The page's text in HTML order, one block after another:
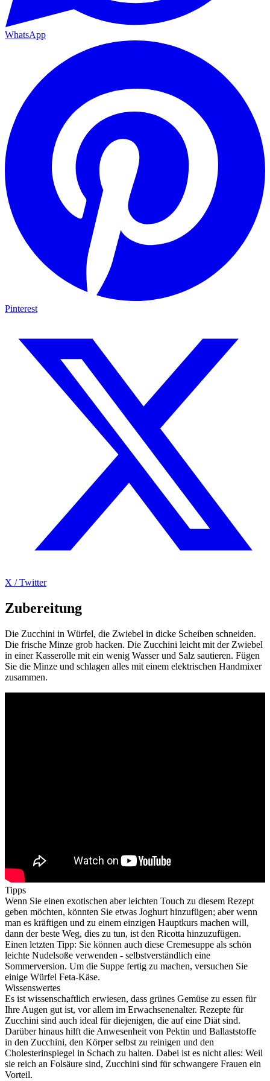
WhatsApp
Pinterest
X / Twitter
Zubereitung
Die Zucchini in Würfel, die Zwiebel in dicke Scheiben schneiden.
Die frische Minze grob hacken. Die Zucchini leicht mit der Zwiebel
in einer Kasserolle mit ein wenig Wasser und Salz sautieren. Fügen
Sie die Minze und schlagen alles mit einem elektrischen Handmixer
zusammen.
Tipps
Wenn Sie einen exotischen aber leichten Touch zu diesem Rezept
geben möchten, könnten Sie etwas Joghurt hinzufügen; aber wenn
man es kräftigen und zu einem einzigen Hauptkurs machen will,
dann der beste Weg, dies zu tun, ist den Ricotta hinzuzufügen.
Einen letzten Tipp: Sie können auch diese Cremesuppe als schön
leichte Nudelsoße verwenden - selbstverständlich eine
Sommerversion. Um die Suppe fertig zu machen, versuchen Sie
einige Würfel Feta-Käse.
Wissenswertes
Es ist wissenschaftlich erwiesen, dass grünes Gemüse zu essen für
Ihre Augen gut ist, vor allem im Erwachsenenalter. Rezepte für
Zucchini sind auch ideal für diejenigen, die auf eine Diät sind.
Darüber hinaus hilft die Anwesenheit von Pektin und Ballaststoffe
in den Zucchini, den Körper selbst zu reinigen und den
Cholesterinspiegel in Schach zu halten. Dabei ist es nicht alles: Weil
sie reich an Folsäure sind, Zucchini sind für schwangere Frauen ein
Vorteil.